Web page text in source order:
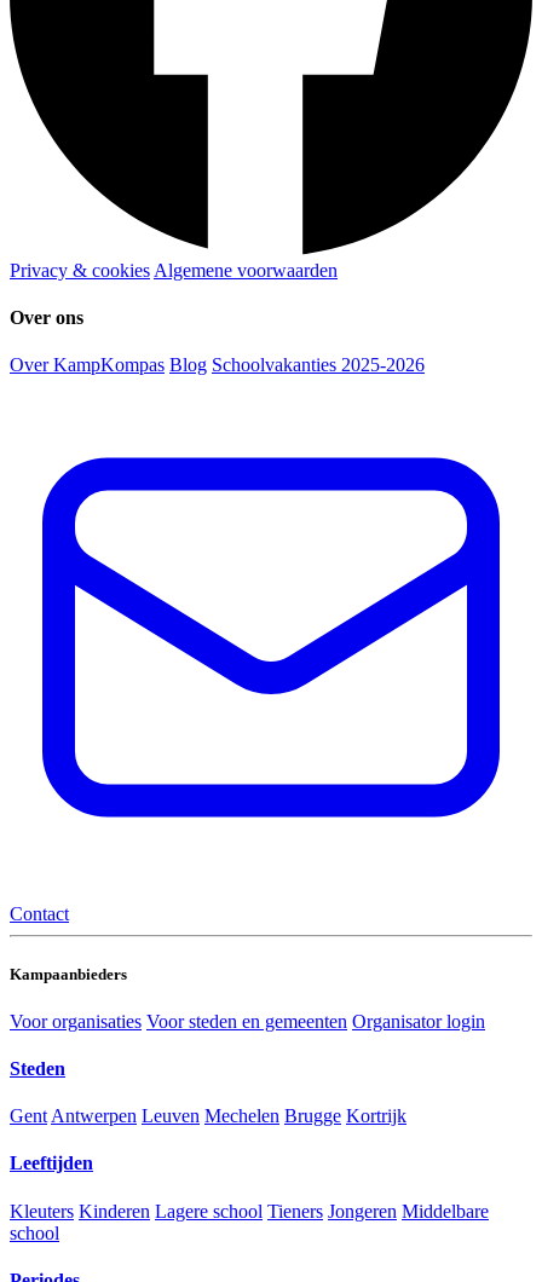
Privacy & cookies Algemene voorwaarden
Over ons
Over KampKompas Blog Schoolvakanties 2025-2026
Contact
Kampaanbieders
Voor organisaties Voor steden en gemeenten Organisator login
Steden
Gent Antwerpen Leuven Mechelen Brugge Kortrijk
Leeftijden
Kleuters Kinderen Lagere school Tieners Jongeren Middelbare
school